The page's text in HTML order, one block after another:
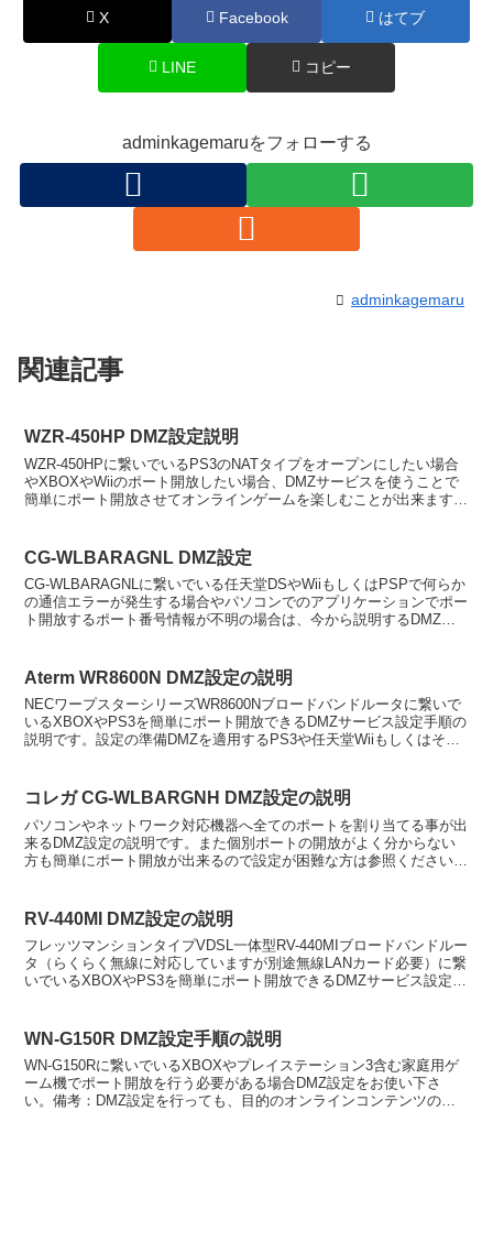
X Facebook はてブ
LINE コピー
adminkagemaruをフォローする
adminkagemaru
関連記事
WZR-450HP DMZ設定説明
WZR-450HPに繋いでいるPS3のNATタイプをオープンにしたい場合
やXBOXやWiiのポート開放したい場合、DMZサービスを使うことで
簡単にポート開放させてオンラインゲームを楽しむことが出来ます。
CG-WLBARAGNL DMZ設定
CG-WLBARAGNLに繋いでいる任天堂DSやWiiもしくはPSPで何らか
の通信エラーが発生する場合やパソコンでのアプリケーションでポー
ト開放するポート番号情報が不明の場合は、今から説明するDMZ設
Aterm WR8600N DMZ設定の説明
NECワープスターシリーズWR8600Nブロードバンドルータに繋いで
いるXBOXやPS3を簡単にポート開放できるDMZサービス設定手順の
説明です。設定の準備DMZを適用するPS3や任天堂Wiiもしくはその
コレガ CG-WLBARGNH DMZ設定の説明
パソコンやネットワーク対応機器へ全てのポートを割り当てる事が出
来るDMZ設定の説明です。また個別ポートの開放がよく分からない
方も簡単にポート開放が出来るので設定が困難な方は参照ください。
RV-440MI DMZ設定の説明
フレッツマンションタイプVDSL一体型RV-440MIブロードバンドルー
タ（らくらく無線に対応していますが別途無線LANカード必要）に繋
いでいるXBOXやPS3を簡単にポート開放できるDMZサービス設定手
WN-G150R DMZ設定手順の説明
WN-G150Rに繋いでいるXBOXやプレイステーション3含む家庭用ゲ
ーム機でポート開放を行う必要がある場合DMZ設定をお使い下さ
い。備考：DMZ設定を行っても、目的のオンラインコンテンツの不